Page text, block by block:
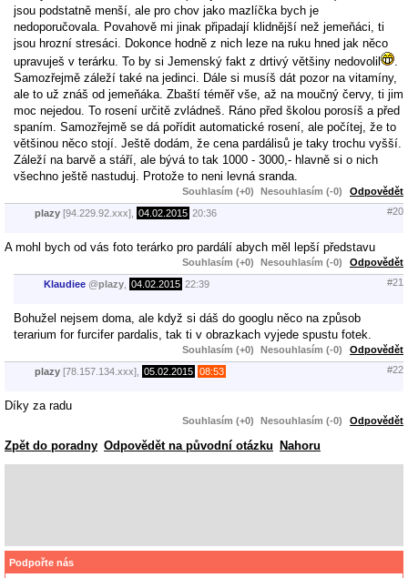
jsou podstatně menší, ale pro chov jako mazlíčka bych je
nedoporučovala. Povahově mi jinak připadají klidnější než jemeňáci, ti
jsou hrozní stresáci. Dokonce hodně z nich leze na ruku hned jak něco
upravuješ v terárku. To by si Jemenský fakt z drtivý většiny nedovolil
Samozřejmě záleží také na jedinci. Dále si musíš dát pozor na vitamíny,
ale to už znáš od jemeňáka. Zbaští téměř vše, až na moučný červy, ti jim
moc nejedou. To rosení určitě zvládneš. Ráno před školou porosíš a před
spaním. Samozřejmě se dá pořídit automatické rosení, ale počítej, že to
většinou něco stojí. Ještě dodám, že cena pardálisů je taky trochu vyšší.
Záleží na barvě a stáří, ale bývá to tak 1000 - 3000,- hlavně si o nich
všechno ještě nastuduj. Protože to neni levná sranda.
Souhlasím (+0) Nesouhlasím (-0) Odpovědět
plazy [94.229.92.xxx], 04.02.2015 20:36 #20
A mohl bych od vás foto terárko pro pardálí abych měl lepší představu
Souhlasím (+0) Nesouhlasím (-0) Odpovědět
Klaudiee @plazy 04.02.2015 22:39 #21
Bohužel nejsem doma, ale když si dáš do googlu něco na způsob
terarium for furcifer pardalis, tak ti v obrazkach vyjede spustu fotek.
Souhlasím (+0) Nesouhlasím (-0) Odpovědět
plazy [78.157.134.xxx], 05.02.2015 08:53 #22
Díky za radu
Souhlasím (+0) Nesouhlasím (-0) Odpovědět
Zpět do poradny Odpovědět na původní otázku Nahoru
Podpořte nás